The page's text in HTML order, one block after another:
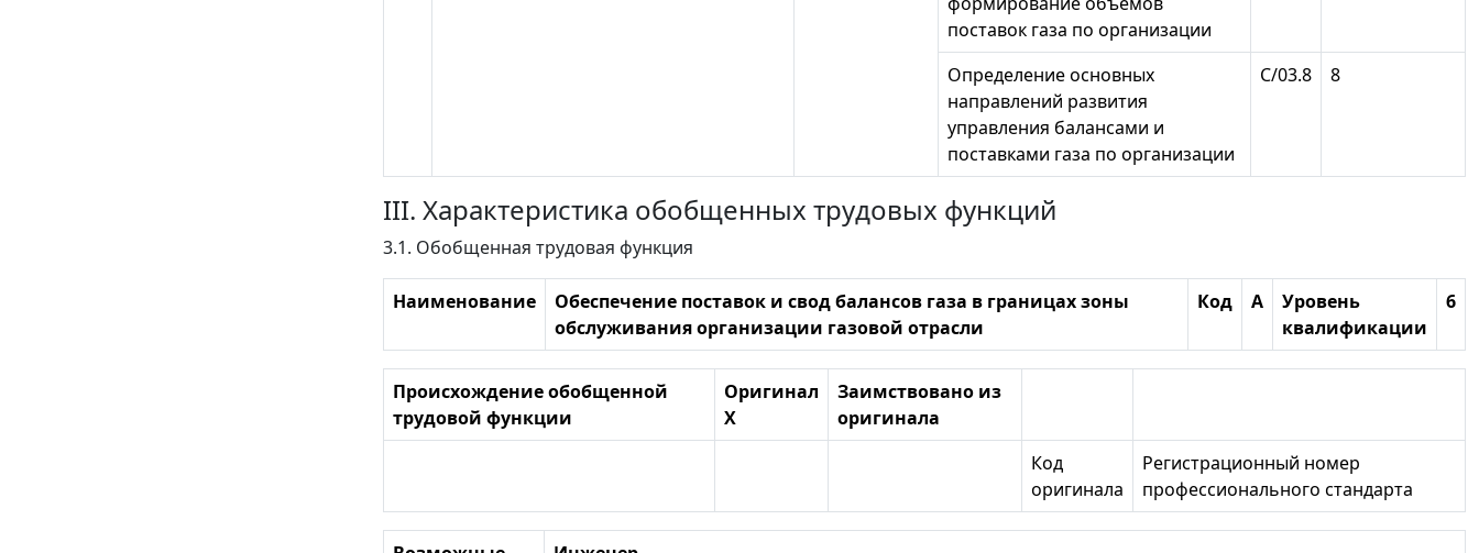
поставок газа по организации
Определение основных
направлений развития
управления балансами и
поставками газа по организации
С/03.8 8
III. Характеристика обобщенных трудовых функций
3.1. Обобщенная трудовая функция
Наименование
Обеспечение поставок и свод балансов газа в границах зоны
обслуживания организации газовой отрасли
Код А
Уровень
квалификации
6
Происхождение обобщенной
трудовой функции
Оригинал
X
Заимствовано из
оригинала
Код
оригинала
Регистрационный номер
профессионального стандарта